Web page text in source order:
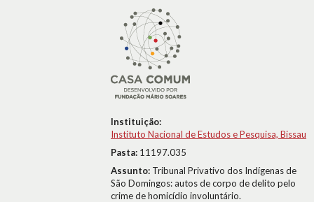
Instituição:
Instituto Nacional de Estudos e Pesquisa, Bissau
Pasta: 11197.035
Assunto: Tribunal Privativo dos Indígenas de
São Domingos: autos de corpo de delito pelo
crime de homicídio involuntário.